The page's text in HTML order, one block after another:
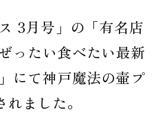
3月号」の「有名店
ったい食べたい最新
にて神戸魔法の壷プ
ました。